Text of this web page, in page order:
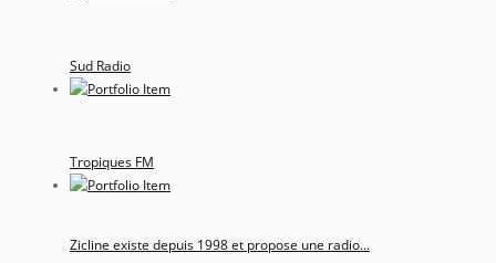
Sud Radio
Tropiques FM
Zicline existe depuis 1998 et propose une radio...